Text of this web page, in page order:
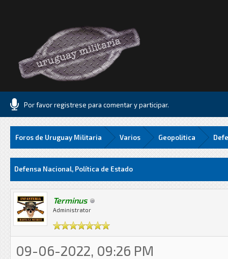
Por favor registrese para comentar y participar.
Foros de Uruguay Militaria Varios Geopolitica
Defensa Nacional, Política de Estado
Terminus
Administrator
09-06-2022, 09:26 PM